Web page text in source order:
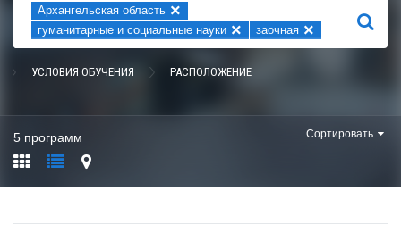
Архангельская область ×
гуманитарные и социальные науки × заочная × НАЙТИ
УСЛОВИЯ ОБУЧЕНИЯ РАСПОЛОЖЕНИЕ
5 программ Сортировать